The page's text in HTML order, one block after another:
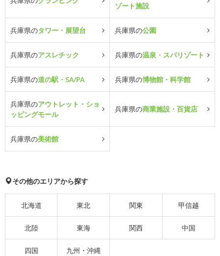
ゾート施設
兵庫県のタワー・展望台 兵庫県の公園
兵庫県のアスレチック 兵庫県の温泉・スパリゾート
兵庫県の道の駅・SA/PA 兵庫県の博物館・科学館
兵庫県のアウトレット・ショ
ッピングモール
兵庫県の商業施設・百貨店
兵庫県の美術館
その他のエリアから探す
北海道 東北 関東 甲信越
北陸 東海 関西 中国
四国 九州・沖縄